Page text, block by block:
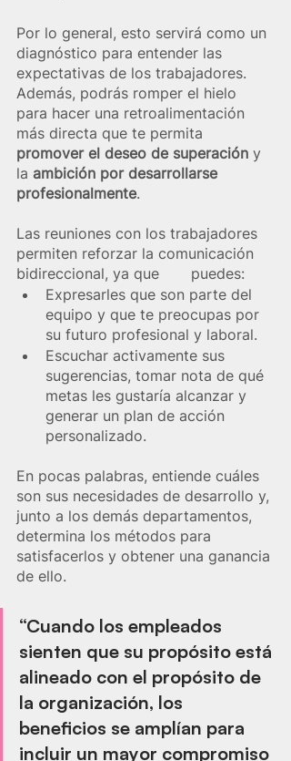
Por lo general, esto servirá como un
diagnóstico para entender las
expectativas de los trabajadores.
Además, podrás romper el hielo
para hacer una retroalimentación
más directa que te permita
promover el deseo de superación y
la ambición por desarrollarse
profesionalmente.
Las reuniones con los trabajadores
permiten reforzar la comunicación
bidireccional, ya que       puedes:
Expresarles que son parte del
equipo y que te preocupas por
su futuro profesional y laboral.
Escuchar activamente sus
sugerencias, tomar nota de qué
metas les gustaría alcanzar y
generar un plan de acción
personalizado.
En pocas palabras, entiende cuáles
son sus necesidades de desarrollo y,
junto a los demás departamentos,
determina los métodos para
satisfacerlos y obtener una ganancia
de ello.
“Cuando los empleados
sienten que su propósito está
alineado con el propósito de
la organización, los
beneficios se amplían para
incluir un mayor compromiso